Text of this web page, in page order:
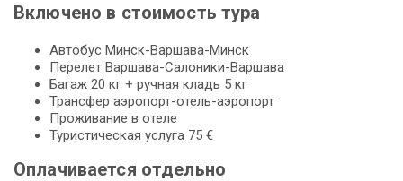
Включено в стоимость тура
Автобус Минск-Варшава-Минск
Перелет Варшава-Салоники-Варшава
Багаж 20 кг + ручная кладь 5 кг
Трансфер аэропорт-отель-аэропорт
Проживание в отеле
Туристическая услуга 75 €
Оплачивается отдельно